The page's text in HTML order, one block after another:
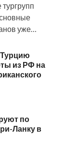
уже…
из РФ на
по
Ланку в